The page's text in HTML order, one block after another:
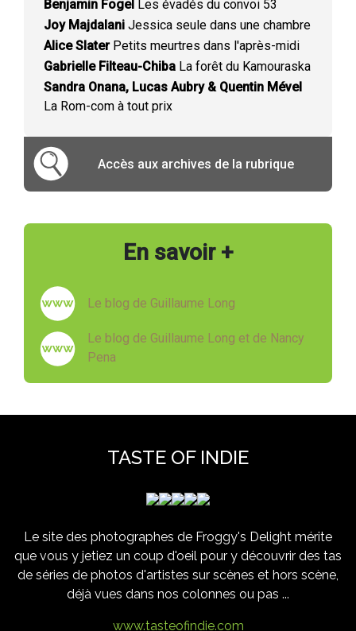
Benjamin Fogel Les évadés du convoi 53
Joy Majdalani Jessica seule dans une chambre
Alice SlaterPetits meurtres dans l'après-midi
Gabrielle Filteau-Chiba La forêt du Kamouraska
Sandra Onana, Lucas Aubry & Quentin Mével
La Rom-com à tout prix
Accès aux archives de la rubrique
En savoir +
Le blog de Guillaume Long
Le blog de Guillaume Long et de Nancy
Pena
TASTE OF INDIE
Le site des photographes de Froggy's Delight mérite
que vous y jetiez un coup d'oeil pour y découvrir des tas
de séries de photos d'artistes sur scènes et hors scène,
déjà vues dans nos colonnes ou pas ...
www.tasteofindie.com